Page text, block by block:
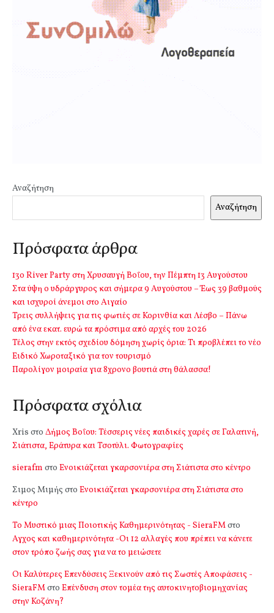
Αναζήτηση
Αναζήτηση
Πρόσφατα άρθρα
13o River Party στη Χρυσαυγή Βοΐου, την Πέμπτη 13 Αυγούστου
Στα ύψη ο υδράργυρος και σήμερα 9 Αυγούστου – Έως 39 βαθμούς
και ισχυροί άνεμοι στο Αιγαίο
Τρεις συλλήψεις για τις φωτιές σε Κορινθία και Λέσβο – Πάνω
από ένα εκατ. ευρώ τα πρόστιμα από αρχές του 2026
Τέλος στην εκτός σχεδίου δόμηση χωρίς όρια: Τι προβλέπει το νέο
Ειδικό Χωροταξικό για τον τουρισμό
Παρολίγον μοιραία για 8χρονο βουτιά στη θάλασσα!
Πρόσφατα σχόλια
Xris στο Δήμος Βοΐου: Τέσσερις νέες παιδικές χαρές σε Γαλατινή,
Σιάτιστα, Εράτυρα και Τσοτύλι. Φωτογραφίες
sierafm στο Ενοικιάζεται γκαρσονιέρα στη Σιάτιστα στο κέντρο
Σιμος Μιμής στο Ενοικιάζεται γκαρσονιέρα στη Σιάτιστα στο
κέντρο
Το Μυστικό μιας Ποιοτικής Καθημερινότητας - SieraFMστο
Αγχος και καθημερινότητα -Οι 12 αλλαγές που πρέπει να κάνετε
στον τρόπο ζωής σας για να το μειώσετε
Οι Καλύτερες Επενδύσεις Ξεκινούν από τις Σωστές Αποφάσεις -
SieraFMστο Επένδυση στον τομέα της αυτοκινητοβιομηχανίας
στην Κοζάνη?